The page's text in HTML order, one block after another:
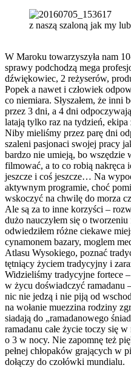
z naszą szaloną jak my
W Maroku towarzyszyła nam
sprawy podchodzą mega
dźwiękowiec, 2 reżyserów,
Popek a nawet i człowiek
co niemiara. Słyszałem, że
przez 3 dni, a 4 dni
latają tylko raz na tydzień, ekipa
Niby mieliśmy przez parę dni
szaleni pasjonaci swojej pracy
bardzo nie umieją, bo wszędzie
filmować, a to co robią nakręca
jeszcze i coś jeszcze… Na
aktywnym programie, choć
wskoczyć na chwilę do morza
Ale są za to inne korzyści –
dużo nauczyłem się o
odwiedziłem różne ciekawe
cynamonem bazary, moglem
Atlasu Wysokiego, poznać
tętniący życiem tradycyjny i
Widzieliśmy tradycyjne fortece
w życu doświadczyć ramadanu
nic nie jedzą i nie piją od
na wołanie muezzina rodziny
siadają do „ramadanowego
ramadanu całe życie toczy się
o 3 w nocy. Nie zapomnę też
pełnej chłopaków grających w
dołączy do czołówki mundialu.